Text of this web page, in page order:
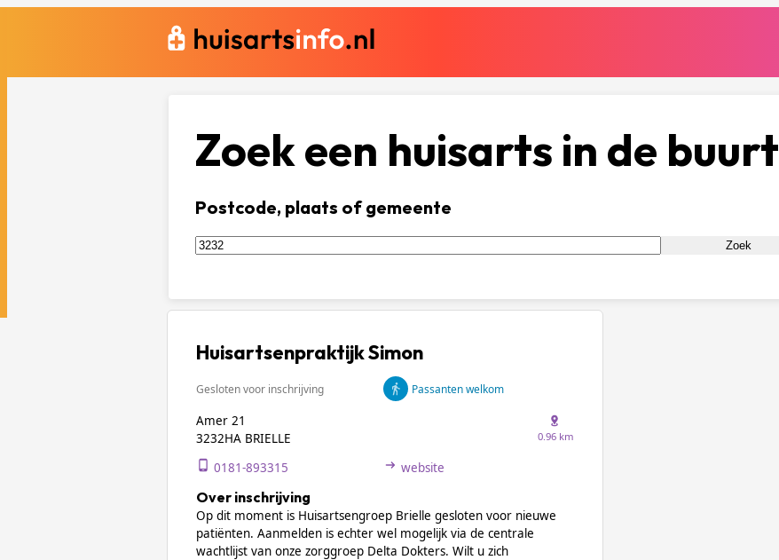
Zoek een huisarts in de buurt
Postcode, plaats of gemeente
Zoek
Huisartsenpraktijk Simon
Gesloten voor inschrijving Passanten welkom
Amer 21
3232HA BRIELLE
0.96 km
0181-893315 website
Over inschrijving
Op dit moment is Huisartsengroep Brielle gesloten voor nieuwe
patiënten. Aanmelden is echter wel mogelijk via de centrale
wachtlijst van onze zorggroep Delta Dokters. Wilt u zich